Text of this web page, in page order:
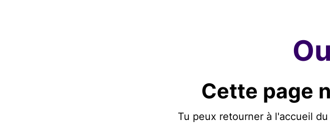
Cette page
Tu peux retourner à l'accueil